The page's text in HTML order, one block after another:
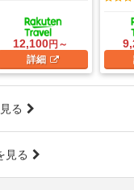
12,100円～
詳細
る
見る